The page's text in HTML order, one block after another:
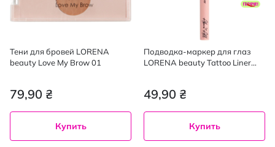
Тени для бровей LORENA
beauty Love My Brow 01
79,90 ₴
Купить
Подводка-маркер для глаз
LORENA beauty Tattoo Liner
49,90 ₴
Купить